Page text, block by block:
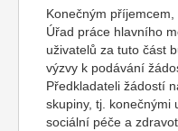
Konečným
Úřad práce hlavního
uživatelů za tuto část
výzvy k podávání
Předkladateli žádostí
skupiny, tj. konečnými
sociální péče a